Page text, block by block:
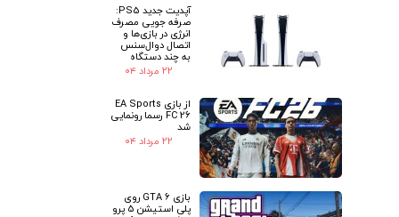
آپدیت جدید PS5:
صرفه جویی مصرف
انرژی در بازی‌ها و
اتصال دوال‌سنس
به چند دستگاه
۲۲ مرداد ۰۴
از بازی EA Sports
FC 26 رسما رونمایی
شد
۲۲ مرداد ۰۴
بازی GTA 6 روی
پلی استیشن 5 پرو